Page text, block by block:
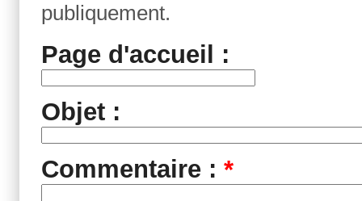
publiquement.
Page d'accueil :
Objet :
Commentaire : *